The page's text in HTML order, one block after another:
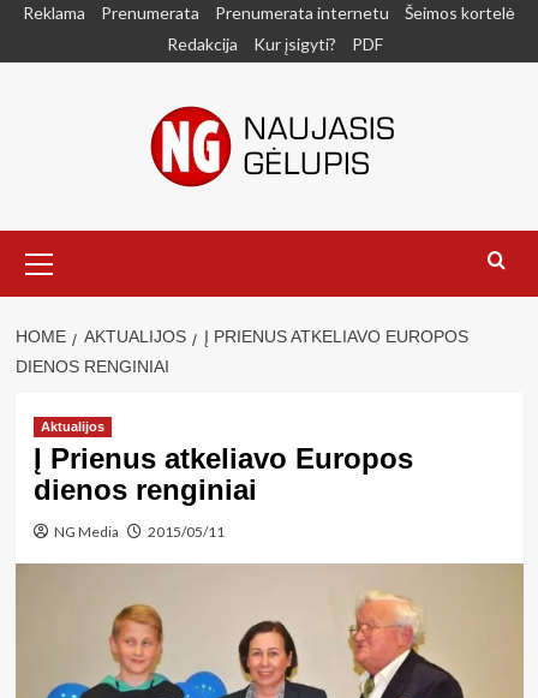
SkipReklama Prenumerata Prenumerata internetu
Šeimos kortelė
Redakcija
Kur įsigyti? PDF
Menu
HOME AKTUALIJOS
Į PRIENUS ATKELIAVO EUROPOS
DIENOS RENGINIAI
Aktualijos
Į Prienus atkeliavo Europos
dienos renginiai
NG Media 2015/05/11